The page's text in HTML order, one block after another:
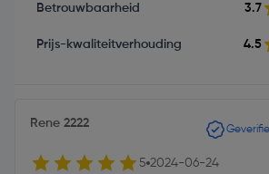
Betrouwbaarheid 3.7
Prijs-kwaliteitverhouding 4.5
Rene 2222
5 2024-06-24